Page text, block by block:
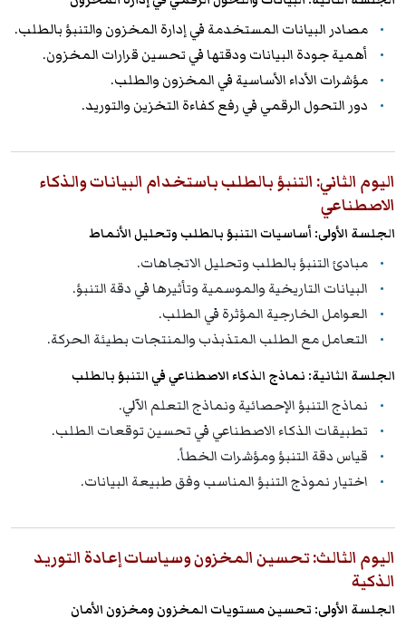
مصادر البيانات المستخدمة في إدارة المخزون والتنبؤ بالطلب.
أهمية جودة البيانات ودقتها في تحسين قرارات المخزون.
مؤشرات الأداء الأساسية في المخزون والطلب.
دور التحول الرقمي في رفع كفاءة التخزين والتوريد.
اليوم الثاني: التنبؤ بالطلب باستخدام البيانات والذكاء
الاصطناعي
الجلسة الأولى: أساسيات التنبؤ بالطلب وتحليل الأنماط
مبادئ التنبؤ بالطلب وتحليل الاتجاهات.
البيانات التاريخية والموسمية وتأثيرها في دقة التنبؤ.
العوامل الخارجية المؤثرة في الطلب.
التعامل مع الطلب المتذبذب والمنتجات بطيئة الحركة.
الجلسة الثانية: نماذج الذكاء الاصطناعي في التنبؤ بالطلب
نماذج التنبؤ الإحصائية ونماذج التعلم الآلي.
تطبيقات الذكاء الاصطناعي في تحسين توقعات الطلب.
قياس دقة التنبؤ ومؤشرات الخطأ.
اختيار نموذج التنبؤ المناسب وفق طبيعة البيانات.
اليوم الثالث: تحسين المخزون وسياسات إعادة التوريد
الذكية
الجلسة الأولى: تحسين مستويات المخزون ومخزون الأمان